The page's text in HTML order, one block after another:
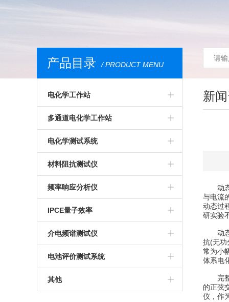
产品目录 / PRODUCT MENU
电化学工作站
多通道电化学工作站
高精度电化学工作站
多功能电化学工作站
进口电化学工作站
美国普林斯顿电化学工作站
英国输力强电化学工作站
多通道电化学工作站
美国普林斯顿多通道电化学工作站
英国输力强多通道电化学工作站
电化学测试系统
多通道电化学测试系统
光电化学测试系统
多功能电化学测试系统
微区电化学测试系统
微区扫描电化学工作站
材料阻抗测试仪
高精度交流阻抗测试系统
生物阻抗特性测试系统
电化学交流阻抗测试系统
频率响应分析仪
IPCE量子效率
介电频谱测试仪
电池评价测试系统
其他
新闻
动态
与电流
动态过
研实验
动态
抗(无功
常为小
体系电
完整
的正弦
仪，作